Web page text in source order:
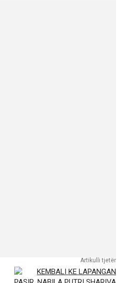
Artikulli tjetër